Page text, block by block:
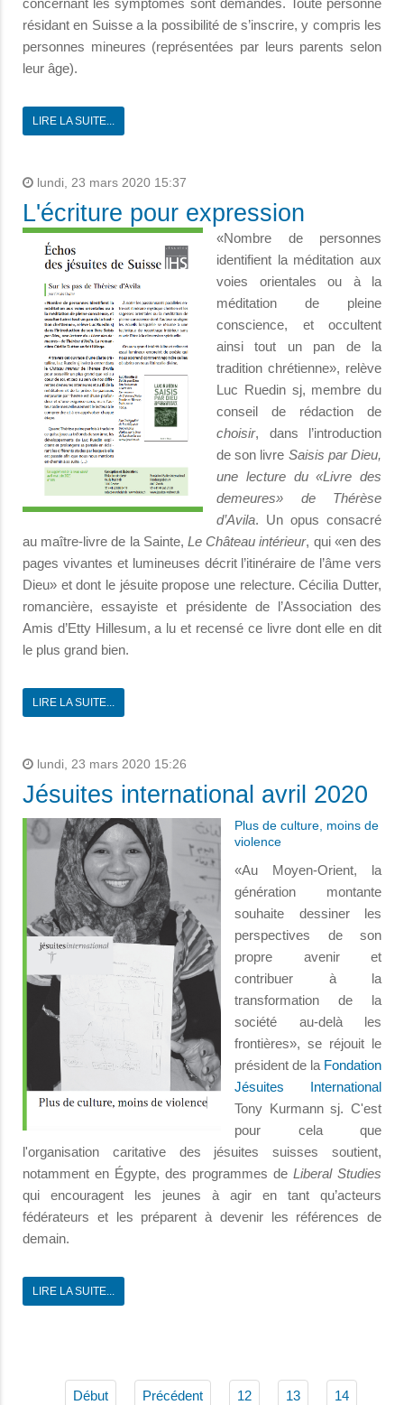
concernant les symptômes sont demandés. Toute personne
résidant en Suisse a la possibilité de s’inscrire, y compris les
personnes mineures (représentées par leurs parents selon
leur âge).
LIRE LA SUITE...
lundi, 23 mars 2020 15:37
L'écriture pour expression
«Nombre de personnes
identifient la méditation aux
voies orientales ou à la
méditation de pleine
conscience, et occultent
ainsi tout un pan de la
tradition chrétienne», relève
Luc Ruedin sj, membre du
conseil de rédaction de
choisir, dans l’introduction
de son livre Saisis par Dieu,
une lecture du «Livre des
demeures» de Thérèse
d’Avila. Un opus consacré
au maître-livre de la Sainte, Le Château intérieur, qui «en des
pages vivantes et lumineuses décrit l’itinéraire de l’âme vers
Dieu» et dont le jésuite propose une relecture. Cécilia Dutter,
romancière, essayiste et présidente de l’Association des
Amis d’Etty Hillesum, a lu et recensé ce livre dont elle en dit
le plus grand bien.
LIRE LA SUITE...
lundi, 23 mars 2020 15:26
Jésuites international avril 2020
Plus de culture, moins de
violence
«Au Moyen-Orient, la
génération montante
souhaite dessiner les
perspectives de son
propre avenir et
contribuer à la
transformation de la
société au-delà les
frontières», se réjouit le
président de la Fondation
Jésuites International
Tony Kurmann sj. C'est
pour cela que
l'organisation caritative des jésuites suisses soutient,
notamment en Égypte, des programmes de Liberal Studies
qui encouragent les jeunes à agir en tant qu’acteurs
fédérateurs et les préparent à devenir les références de
demain.
LIRE LA SUITE...
Début Précédent 12 13 14